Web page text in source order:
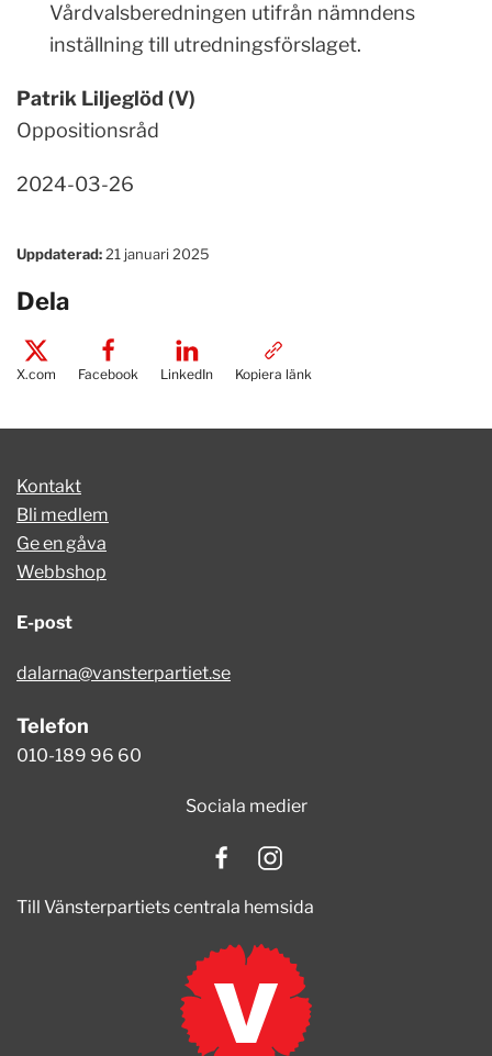
Vårdvalsberedningen utifrån nämndens
inställning till utredningsförslaget.
Patrik Liljeglöd (V)
Oppositionsråd
2024-03-26
Uppdaterad: 21 januari 2025
Dela
X.com Facebook LinkedIn Kopiera länk
Kontakt
Bli medlem
Ge en gåva
Webbshop
E-post
dalarna@vansterpartiet.se
Telefon
010-189 96 60
Sociala medier
Till Vänsterpartiets centrala hemsida